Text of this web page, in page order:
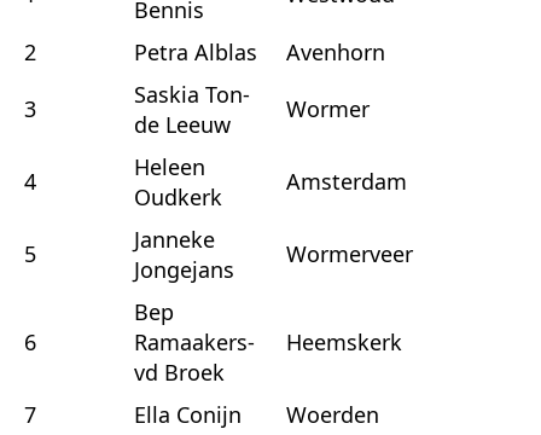
Bennis
2
Petra Alblas
Avenhorn
3
Saskia Ton-
de Leeuw
Wormer
4
Heleen
Oudkerk
Amsterdam
5
Janneke
Jongejans
Wormerveer
6
Bep
Ramaakers-
vd Broek
Heemskerk
7 Ella Conijn Woerden